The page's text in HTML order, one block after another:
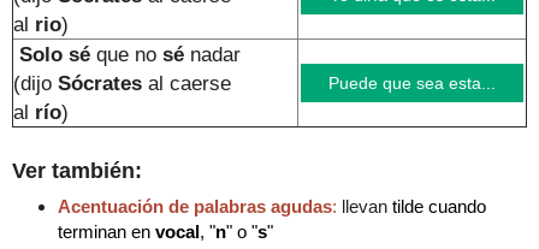
al rio)
Solo sé que no sé nadar
(dijo Sócrates al caerse
al río)
Puede que sea esta...
Ver también:
Acentuación de palabras agudas: llevantilde cuando
terminan en vocal, "n" o "s"